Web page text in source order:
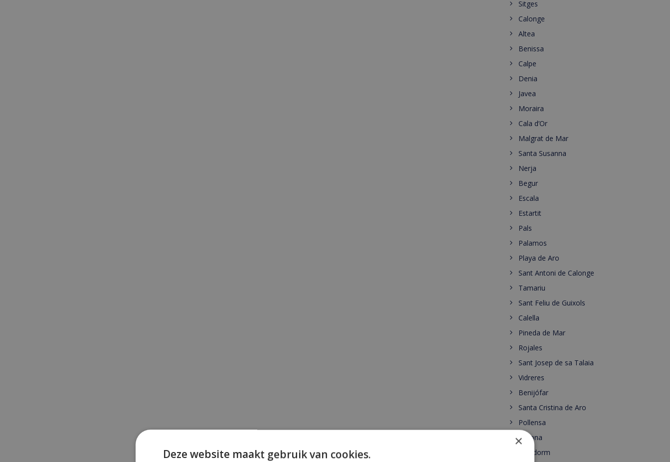
Sitges
Calonge
Altea
Benissa
Calpe
Denia
Javea
Moraira
Cala d’Or
Malgrat de Mar
Santa Susanna
Nerja
Begur
Escala
Estartit
Pals
Palamos
Playa de Aro
Sant Antoni de Calonge
Tamariu
Sant Feliu de Guixols
Calella
Pineda de Mar
Rojales
Sant Josep de sa Talaia
Vidreres
Benijófar
Santa Cristina de Aro
Pollensa
Gerona
Benidorm
×
Deze website maakt gebruik van cookies.